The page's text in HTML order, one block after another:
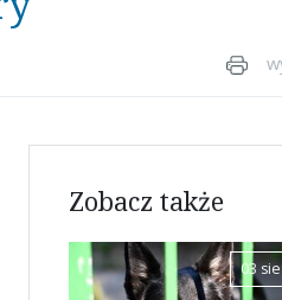
Zobacz także
03